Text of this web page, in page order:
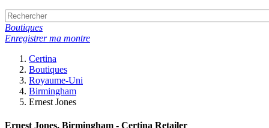
Boutiques
Enregistrer ma montre
Certina
Boutiques
Royaume-Uni
Birmingham
Ernest Jones
Ernest Jones, Birmingham - Certina Retailer